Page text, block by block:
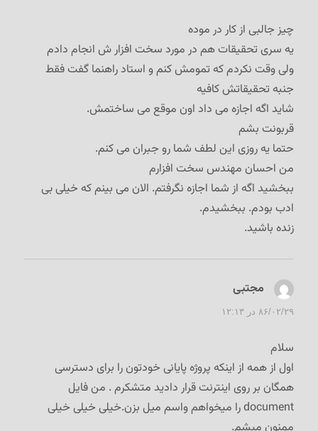
چیز جالبی از کار در موده
یه سری تحقیقات هم در مورد سخت افزار ش انجام دادم
ولی وقت نکردم که تمومش کنم و استاد راهنما گفت فقط
جنبه تحقیقاتش کافیه
شاید اگه اجازه می داد اون موقع می ساختمش.
قربونت بشم
حتما یه روزی این لطف شما رو جبران می کنم.
من احسان مهندس سخت افزارم
ببخشید اگه از شما اجازه نگرفتم. الان می بینم که خیلی بی
ادب بودم. ببخشیدم.
زنده باشید.
مجتبی
۸۶/۰۲/۲۹ در ۱۲:۱۳
سلام
اول از همه از اینکه پروژه پایانی خودتون را برای دسترسی
همگان بر روی اینترنت قرار دادید متشکرم . من فایل
document را میخواهم واسم میل بزن.خیلی خیلی خیلی